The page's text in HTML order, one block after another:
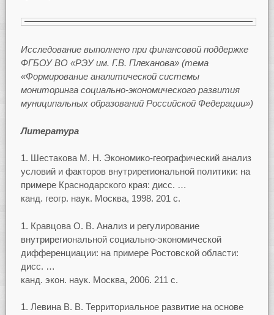
Исследование выполнено при финансовой поддержке
ФГБОУ ВО «РЭУ им. Г.В. Плеханова» (тема
«Формирование аналитической системы
мониторинга социально-экономического развития
муниципальных образований Российской Федерации»)
Литература
Шестакова М. Н. Экономико-географический анализ
условий и факторов внутрирегиональной политики: на
примере Краснодарского края: дисс. …
канд. геогр. наук. Москва, 1998. 201 с.
Кравцова О. В. Анализ и регулирование
внутрирегиональной социально-экономической
дифференциации: на примере Ростовской области:
дисс. …
канд. экон. наук. Москва, 2006. 211 с.
Левина В. В. Территориальное развитие на основе